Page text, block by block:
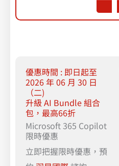
優惠時間 : 即日起至
2026 年 06 月 30 日
（二)
升級 AI Bundle 組合
包，最高66折
Microsoft 365 Copilot
限時優惠
立即把握限時優惠，預